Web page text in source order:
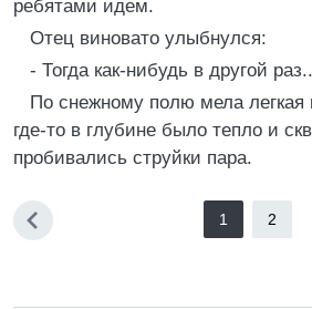
ребятами идем.
Отец виновато улыбнулся:
- Тогда как-нибудь в другой
По снежному полю мела легкая
где-то в глубине было тепло и
пробивались струйки пара.
1 2